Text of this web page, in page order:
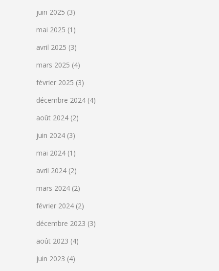
juin 2025 (3)
mai 2025 (1)
avril 2025 (3)
mars 2025 (4)
février 2025 (3)
décembre 2024 (4)
août 2024 (2)
juin 2024 (3)
mai 2024 (1)
avril 2024 (2)
mars 2024 (2)
février 2024 (2)
décembre 2023 (3)
août 2023 (4)
juin 2023 (4)